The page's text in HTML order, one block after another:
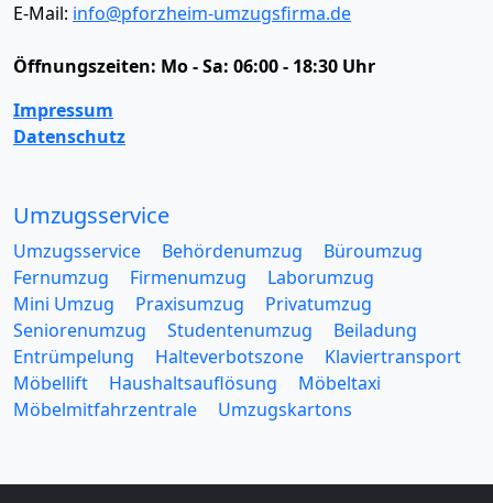
E-Mail: info@pforzheim-umzugsfirma.de
Öffnungszeiten: Mo - Sa: 06:00 - 18:30 Uhr
Impressum
Datenschutz
Umzugsservice
Umzugsservice Behördenumzug
Büroumzug
Fernumzug
Firmenumzug
Laborumzug
Mini Umzug
Praxisumzug
Privatumzug
Seniorenumzug
Studentenumzug
Beiladung
Entrümpelung
Halteverbotszone
Klaviertransport
Möbellift
Haushaltsauflösung
Möbeltaxi
Möbelmitfahrzentrale
Umzugskartons